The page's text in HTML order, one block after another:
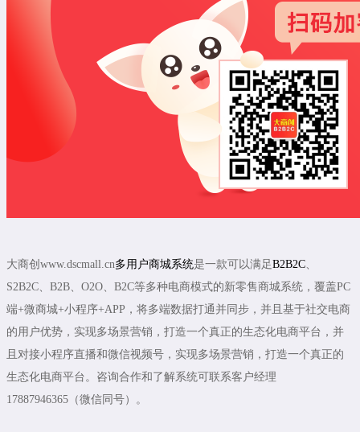
大商创www.dscmall.cn多用户商城系统是一款可以满足B2B2C
S2B2C、B2B、O2O、B2C等多种电商模式的新零售商城系统，覆盖PC
端+微商城+小程序+APP，将多端数据打通并同步，并且基于社交电商
的用户优势，实现多场景营销，打造一个真正的生态化电商平台，并
且对接小程序直播和微信视频号，实现多场景营销，打造一个真正的
生态化电商平台。咨询合作和了解系统可联系客户经理
17887946365（微信同号）。